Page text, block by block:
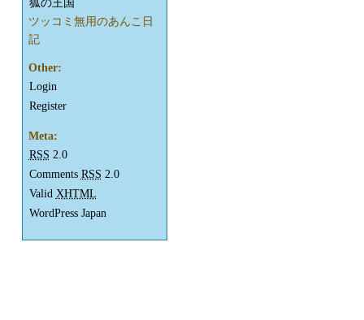
狐の王国
ツッコミ無用のあんこ日
記
Other:
Login
Register
Meta:
RSS 2.0
Comments RSS 2.0
Valid XHTML
WordPress Japan